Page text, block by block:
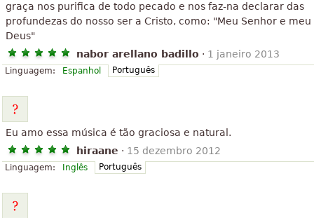
graça nos purifica de todo pecado e nos faz-na declarar das
profundezas do nosso ser a Cristo, como: "Meu Senhor e meu
Deus"
nabor arellano badillo · 1 janeiro 2013
Linguagem: Espanhol Português
Eu amo essa música é tão graciosa e natural.
hiraane · 15 dezembro 2012
Linguagem: Inglês Português